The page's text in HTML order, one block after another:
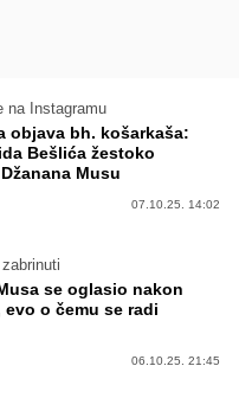
na Instagramu
objava bh. košarkaša:
Bešlića žestoko
Musu
07.10.25. 14:02
se oglasio nakon
evo o čemu se radi
06.10.25. 21:45